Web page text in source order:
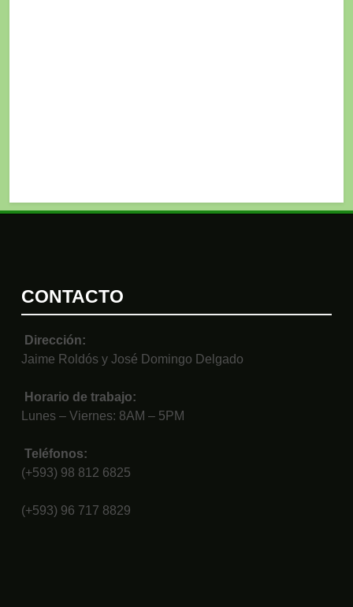
CONTACTO
Dirección:
Jaime Roldós y José Domingo Delgado
Horario de trabajo:
Lunes – Viernes: 8AM – 5PM
Teléfonos:
(+593) 98 812 6825
(+593) 96 717 8829